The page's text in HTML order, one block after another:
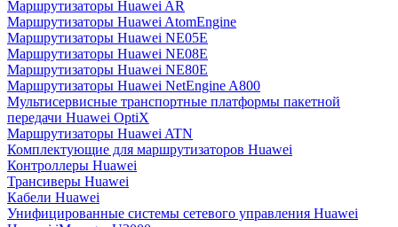
Маршрутизаторы Huawei AR
Маршрутизаторы Huawei AtomEngine
Маршрутизаторы Huawei NE05E
Маршрутизаторы Huawei NE08E
Маршрутизаторы Huawei NE80E
Маршрутизаторы Huawei NetEngine A800
Мультисервисные транспортные платформы пакетной
передачи Huawei OptiX
Маршрутизаторы Huawei ATN
Комплектующие для маршрутизаторов Huawei
Контроллеры Huawei
Трансиверы Huawei
Кабели Huawei
Унифицированные системы сетевого управления Huawei